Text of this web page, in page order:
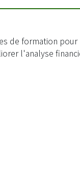
de formation
l'analyse